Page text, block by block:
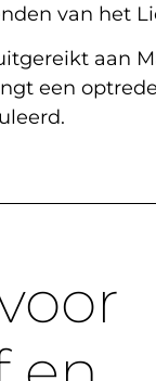
van het
aan
een